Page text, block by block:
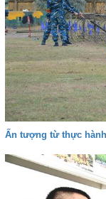
Ấn tượng từ thực